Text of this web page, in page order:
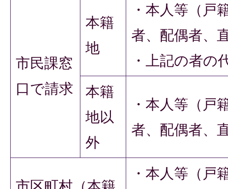
市民課窓
口で請求
本籍
地
・本人等（戸
者、配偶者、
・上記の者の
本籍
地以
外
・本人等（戸
者、配偶者、
・本人等（戸